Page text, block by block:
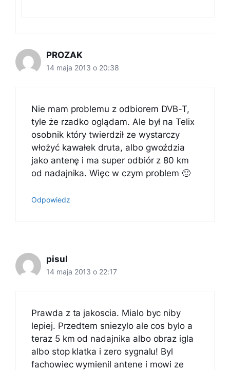
PROZAK
14 maja 2013 o 20:38
Nie mam problemu z odbiorem DVB-T,
tyle że rzadko oglądam. Ale był na Telix
osobnik który twierdził ze wystarczy
włożyć kawałek druta, albo gwoździa
jako antenę i ma super odbiór z 80 km
od nadajnika. Więc w czym problem 🙂
Odpowiedz
pisul
14 maja 2013 o 22:17
Prawda z ta jakoscia. Mialo byc niby
lepiej. Przedtem sniezylo ale cos bylo a
teraz 5 km od nadajnika albo obraz igla
albo stop klatka i zero sygnalu! Byl
fachowiec wymienil antene i mowi ze